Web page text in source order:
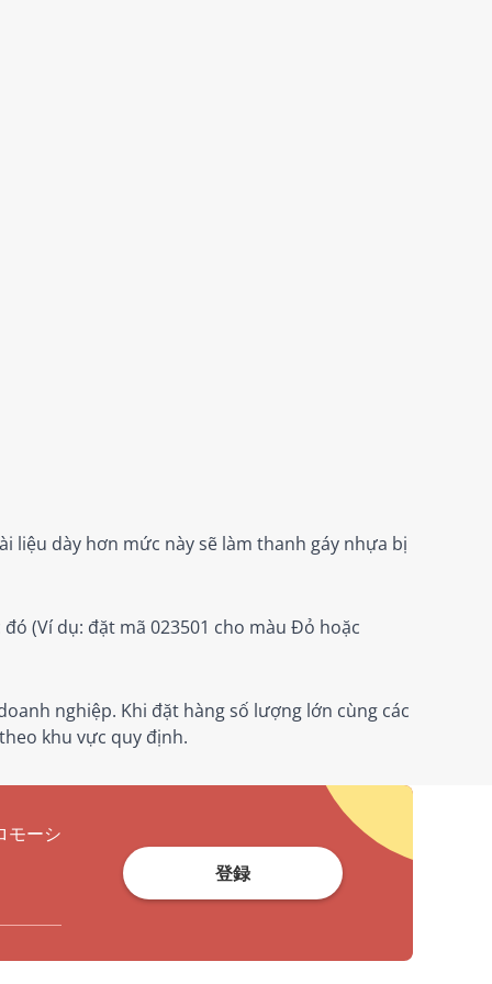
liệu dày hơn mức này sẽ làm thanh gáy nhựa bị
(Ví dụ: đặt mã 023501 cho màu Đỏ hoặc
nghiệp. Khi đặt hàng số lượng lớn cùng các
khu vực quy định.
モーシ
登録